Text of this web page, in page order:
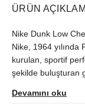
ÜRÜN
Nike Dunk Low
Nike, 1964 yılında
kurulan, sportif
şekilde buluşturan
orijinallik
Devamını oku